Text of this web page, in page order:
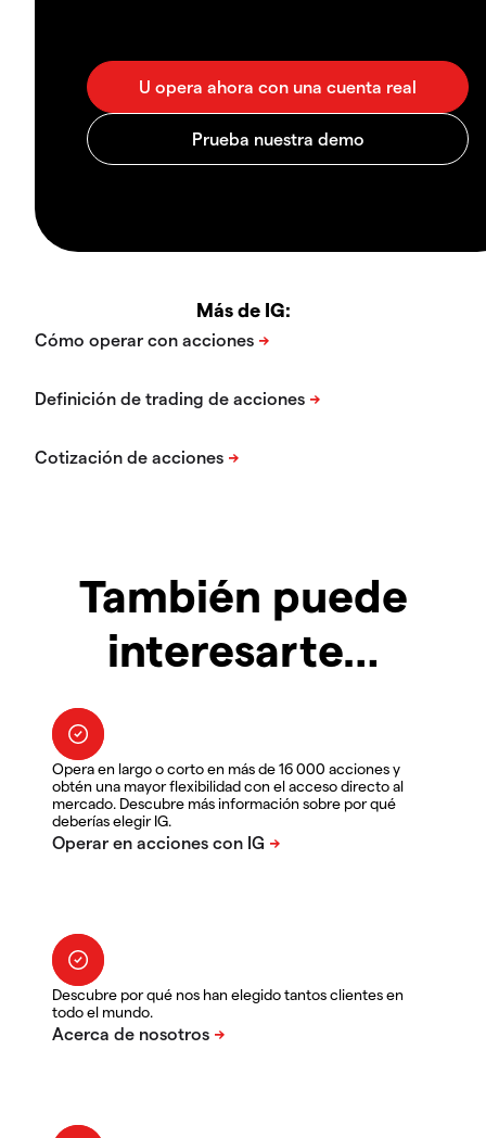
Más de IG:
También puede
interesarte…
Opera en largo o corto en más de 16 000 acciones y
obtén una mayor flexibilidad con el acceso directo al
mercado. Descubre más información sobre por qué
deberías elegir IG.
Descubre por qué nos han elegido tantos clientes en
todo el mundo.